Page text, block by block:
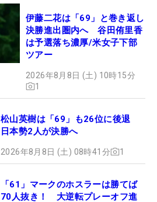
伊藤二花は「69」と巻き返し
決勝進出圏内へ 谷田侑里香
は予選落ち濃厚/米女子下部
ツアー
2026年8月8日 (土) 10時15分
1
松山英樹は「69」も26位に後退
日本勢2人が決勝へ
2026年8月8日 (土) 08時41分 1
「61」マークのホスラーは勝てば
70人抜き！ 大逆転プレーオフ進